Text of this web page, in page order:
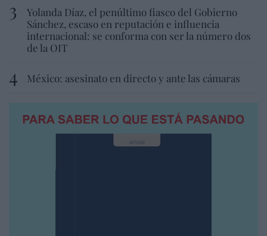
Yolanda Díaz, el penúltimo fiasco del Gobierno
Sánchez, escaso en reputación e influencia
internacional: se conforma con ser la número dos
de la OIT
México: asesinato en directo y ante las cámaras